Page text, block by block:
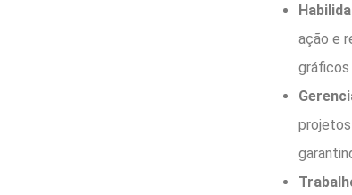
ação e
gráficos